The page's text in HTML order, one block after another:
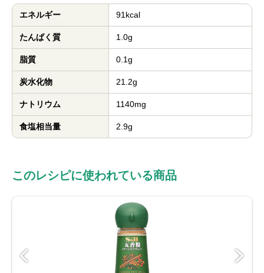
エネルギー 91kcal
たんぱく質 1.0g
脂質 0.1g
炭水化物 21.2g
ナトリウム 1140mg
食塩相当量 2.9g
このレシピに使われている商品